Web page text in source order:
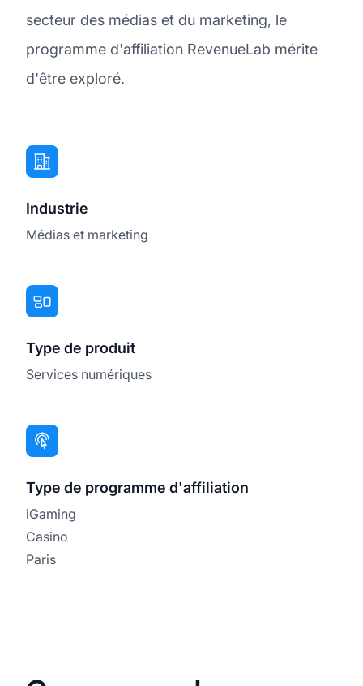
secteur des médias et du marketing, le
programme d'affiliation RevenueLab mérite
d'être exploré.
Industrie
Médias et marketing
Type de produit
Services numériques
Type de programme d'affiliation
iGaming
Casino
Paris